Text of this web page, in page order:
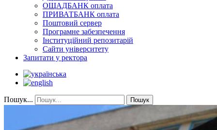
ОЩАДБАНК оплата
ПРИВАТБАНК оплата
Поштовий сервер
Програмне забезпечення
Інституційний репозитарій
Сайти університету
Запитати у ректора
Пошук... Пошук